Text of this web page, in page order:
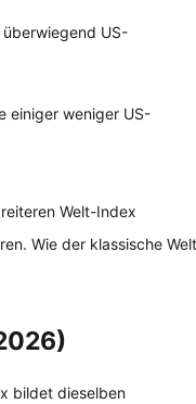
US-
einiger weniger US-
Welt-Index
Wie der klassische
bildet dieselben